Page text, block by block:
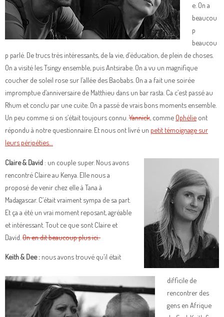
e. On a
beaucou
p
beaucou
p parlé. De trucs très intéressants, de la vie, d’éducation, de plein de choses.
On a visité les Tsingy ensemble, puis Antsirabe. On a vu un magnifique
coucher de soleil rose sur l’allée des Baobabs. On a a fait une soirée
impromptue d’anniversaire de Matthieu dans un bar rasta. Ca c’est passé au
Rhum et conclu par une cuite. On a passé de vrais bons moments ensemble.
Un peu comme si on s’était toujours connu. Yannick, comme Ophélie ont
répondu à notre questionnaire. Et nous ont livré un petit témoignage sur
leurs péripéties…
Claire & David : un couple super. Nous avons
rencontré Claire au Kenya. Elle nous a
proposé de venir chez elle à Tana à
Madagascar. C’était vraiment sympa de sa part.
Et ça a été un vrai moment reposant, agréable
et intéressant. Tout ce que sont Claire et
David. On en dit beaucoup plus ici.
Keith & Dee : nous avons trouvé qu’il était
difficile de
rencontrer des
gens en Afrique